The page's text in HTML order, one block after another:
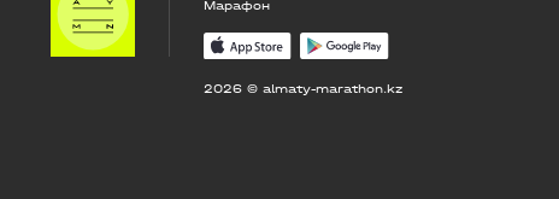
Марафон
2026 © almaty-marathon.kz